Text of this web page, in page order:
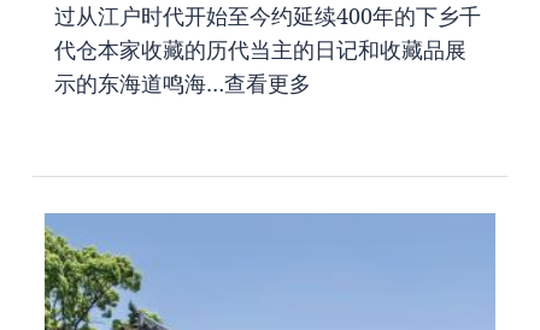
过从江户时代开始至今约延续400年的下乡千
代仓本家收藏的历代当主的日记和收藏品展
示的东海道鸣海…查看更多